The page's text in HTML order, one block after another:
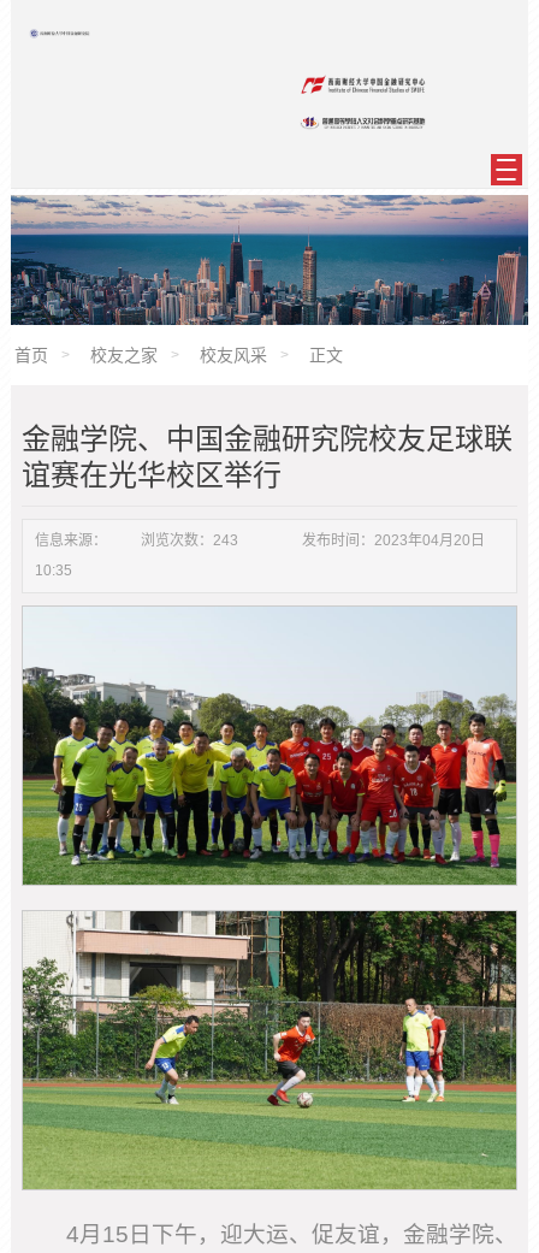
首页 校友之家 校友风采 正文
金融学院、中国金融研究院校友足球联
谊赛在光华校区举行
信息来源： 浏览次数： 243 发布时间：
2023年04月20日
10:35
4月15日下午，迎大运、促友谊，金融学院、